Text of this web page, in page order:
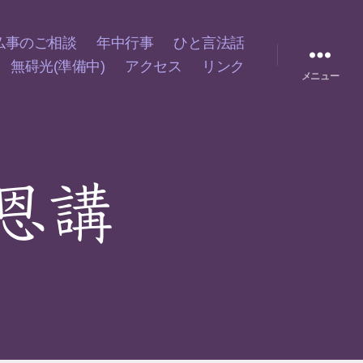
事のご相談 年中行事
ひと言法話
無碍光(準備中)
アクセス リンク
メニュー
講